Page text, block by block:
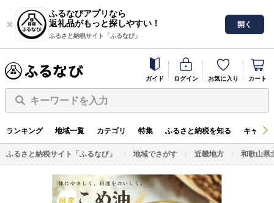
ふるなびアプリなら
返礼品がもっと探しやすい！
ふるさと納税サイト「ふるなび」
開く
ガイド ログイン お気に入り カート
キーワードを入力
ランキング 地域一覧 カテゴリ 特集 ふるさと納税を知る キャン
ふるさと納税サイト「ふるなび」 地域でさがす 近畿地方 和歌山県